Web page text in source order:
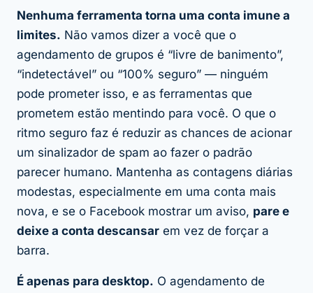
Nenhuma ferramenta torna uma conta imune a
limites. Não vamos dizer a você que o
agendamento de grupos é “livre de banimento”,
“indetectável” ou “100% seguro” — ninguém
pode prometer isso, e as ferramentas que
prometem estão mentindo para você. O que o
ritmo seguro faz é reduzir as chances de acionar
um sinalizador de spam ao fazer o padrão
parecer humano. Mantenha as contagens diárias
modestas, especialmente em uma conta mais
nova, e se o Facebook mostrar um aviso, pare e
deixe a conta descansar em vez de forçar a
barra.
É apenas para desktop. O agendamento de